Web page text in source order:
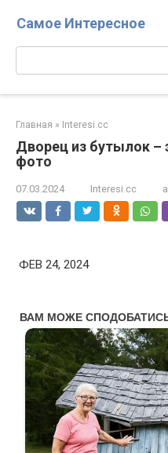
Самое Интересное
Поиск:
Главная » Interesi.cc
Дворец из бутылок –
фото
07.03.2024 Interesi.cc
ФЕВ 24, 2024